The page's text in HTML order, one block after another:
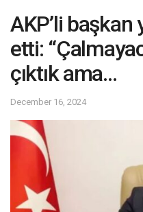
AKP’li başkan
etti:
çıktık ama…
December 16, 2024